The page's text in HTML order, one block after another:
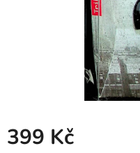
399 Kč